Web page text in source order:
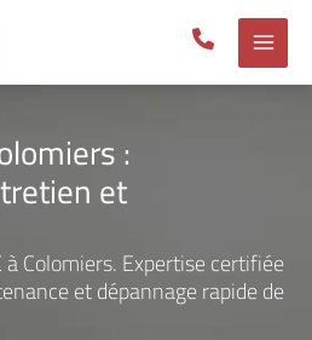
:
et
Colomiers. Expertise certifiée
et dépannage rapide de